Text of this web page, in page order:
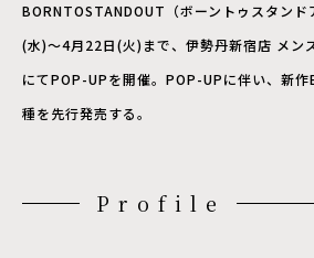
BORNTOSTANDOUT（ボーントゥスタンド
(水)～4月22日(火)まで、伊勢丹新宿店 メン
にてPOP-UPを開催。POP-UPに伴い、新作
種を先行発売する。
Profile